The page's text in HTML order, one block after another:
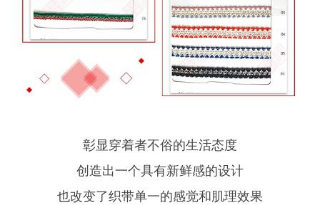
彰显穿着者不俗的生活态度
创造出一个具有新鲜感的设计
也改变了织带单一的感觉和肌理效果